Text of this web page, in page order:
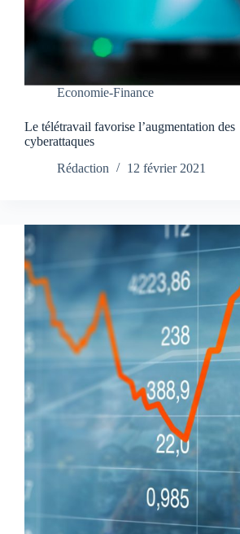
Economie-Finance
Le télétravail favorise l’augmentation des
cyberattaques
Rédaction
12 février 2021